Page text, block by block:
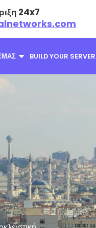
24x7
BUILD YOUR SERVER